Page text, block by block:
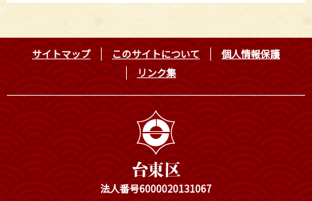
サイトマップ このサイトについて
個人情報保護
リンク集
法人番号6000020131067